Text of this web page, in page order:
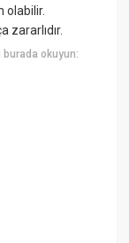
olabilir.
zararlıdır.
burada okuyun: